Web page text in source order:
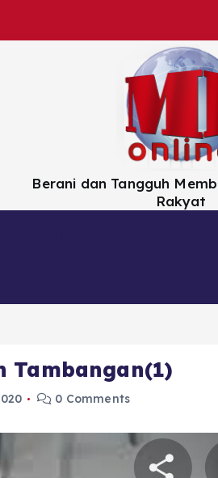
Berani dan Tangguh
Rakyat
Tambangan(1)
0 Comments